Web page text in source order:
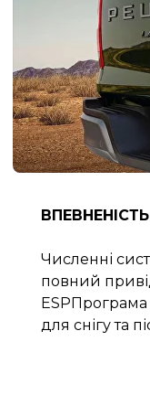
Численні
повний
ESPПрограма
для снігу та